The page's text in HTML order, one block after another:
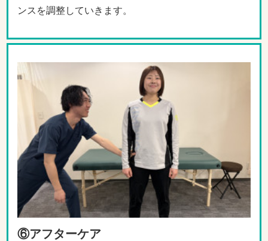
ンスを調整していきます。
⑥アフターケア